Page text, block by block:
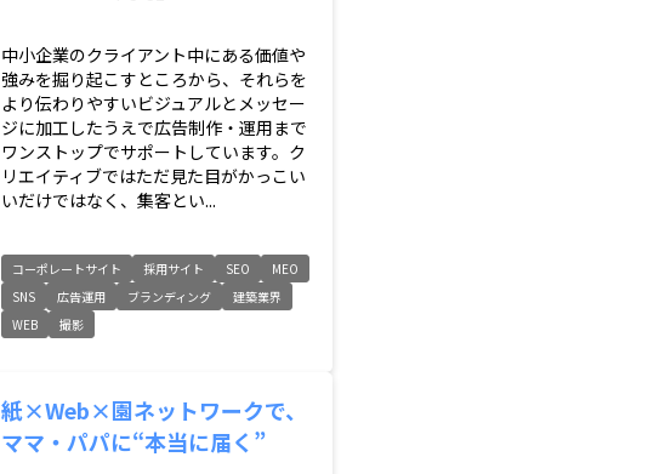
中小企業のクライアント中にある価値や
強みを掘り起こすところから、それらを
より伝わりやすいビジュアルとメッセー
ジに加工したうえで広告制作・運用まで
ワンストップでサポートしています。ク
リエイティブではただ見た目がかっこい
いだけではなく、集客とい...
コーポレートサイト 採用サイト SEO
MEO
SNS
広告運用 ブランディング
建築業界
WEB
撮影
紙×Web×園ネットワークで、
ママ・パパに“本当に届く”